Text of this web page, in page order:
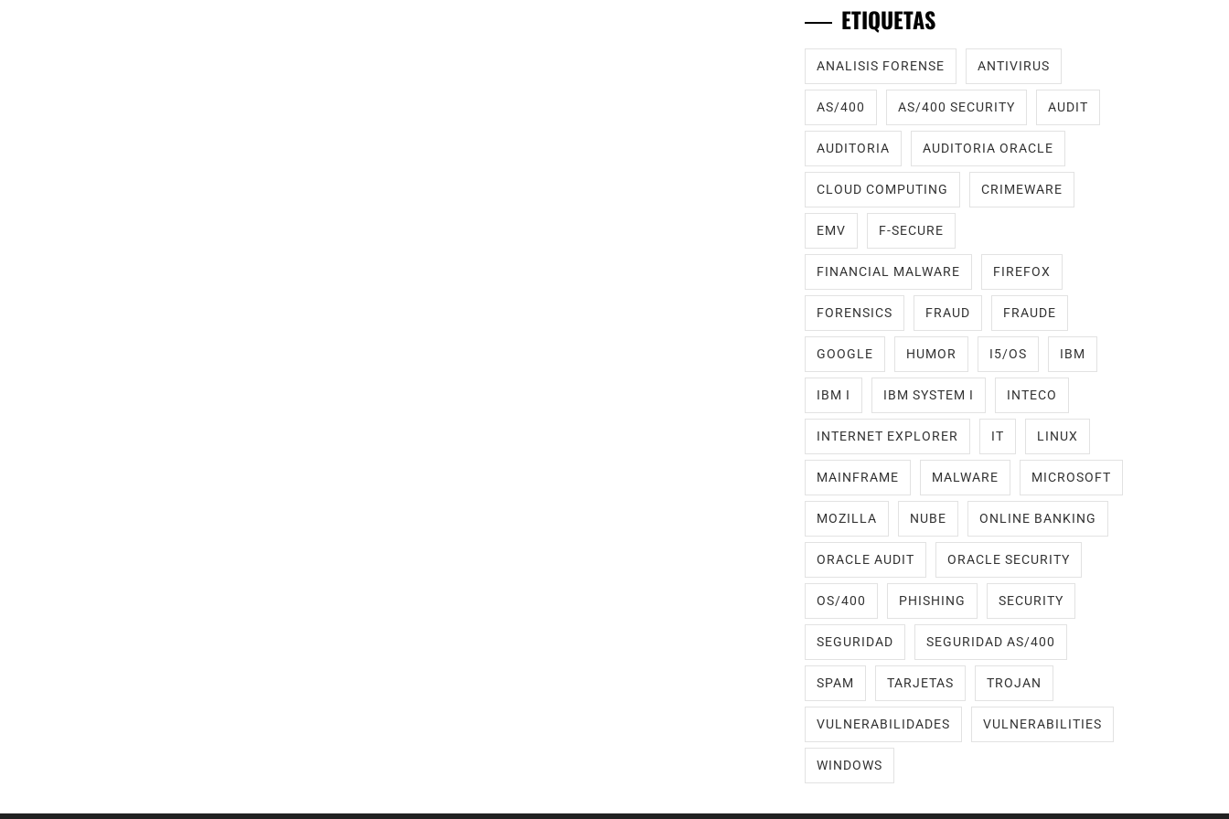
ETIQUETAS
ANALISIS FORENSE ANTIVIRUS
AS/400 AS/400 SECURITY AUDIT
AUDITORIA AUDITORIA ORACLE
CLOUD COMPUTING CRIMEWARE
EMV F-SECURE
FINANCIAL MALWARE FIREFOX
FORENSICS FRAUD FRAUDE
GOOGLE HUMOR I5/OS IBM
IBM I IBM SYSTEM I INTECO
INTERNET EXPLORER IT LINUX
MAINFRAME MALWARE MICROSOFT
MOZILLA NUBE ONLINE BANKING
ORACLE AUDIT ORACLE SECURITY
OS/400 PHISHING SECURITY
SEGURIDAD SEGURIDAD AS/400
SPAM TARJETAS TROJAN
VULNERABILIDADES VULNERABILITIES
WINDOWS